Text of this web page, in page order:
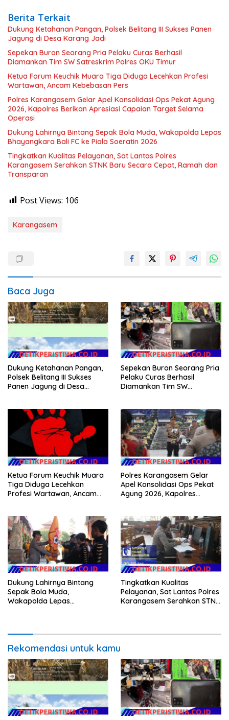
Berita Terkait
Dukung Ketahanan Pangan, Polsek Belitang III Sukses Panen
Jagung di Desa Karang Jadi
Sepekan Buron Seorang Pria Pelaku Curas Berhasil
Diamankan Tim SW Satreskrim Polres OKU Timur
Ketua Forum Keuchik Muara Tiga Diduga Lecehkan Profesi
Wartawan, Ancam Kebebasan Pers
Polres Karangasem Gelar Apel Konsolidasi Ops Pekat Agung
2026, Kapolres Berikan Apresiasi Capaian Target Selama
Operasi
Dukung Lahirnya Bintang Sepak Bola Muda, Wakapolda Lepas
Bhayangkara Bali FC ke Piala Soeratin 2026
Tingkatkan Kualitas Pelayanan, Sat Lantas Polres
Karangasem Serahkan STNK Baru Secara Cepat, Ramah dan
Transparan
Post Views: 106
Karangasem
Baca Juga
Dukung Ketahanan Pangan,
Polsek Belitang III Sukses
Panen Jagung di Desa
Sepekan Buron Seorang Pria
Pelaku Curas Berhasil
Diamankan Tim SW
Ketua Forum Keuchik Muara
Tiga Diduga Lecehkan
Profesi Wartawan, Ancam
Polres Karangasem Gelar
Apel Konsolidasi Ops Pekat
Agung 2026, Kapolres
Dukung Lahirnya Bintang
Sepak Bola Muda,
Wakapolda Lepas
Tingkatkan Kualitas
Pelayanan, Sat Lantas Polres
Karangasem Serahkan STNK
Rekomendasi untuk kamu